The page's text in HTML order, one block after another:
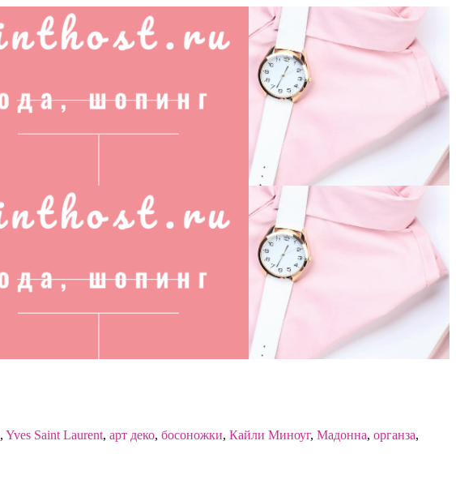
, Yves Saint Laurent, арт деко, босоножки, Кайли Миноуг, Мадонна, органза,